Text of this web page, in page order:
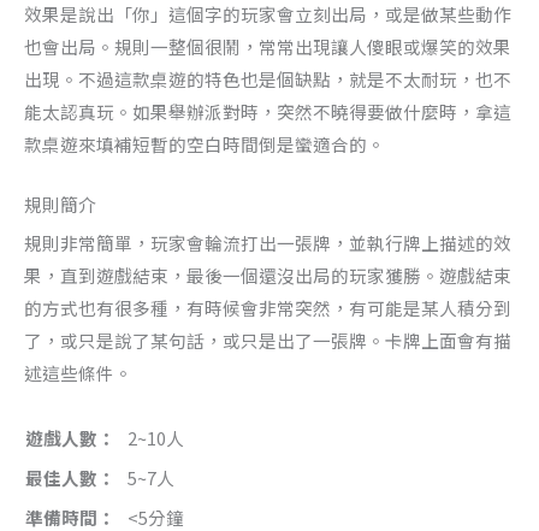
效果是說出「你」這個字的玩家會立刻出局，或是做某些動作
也會出局。規則一整個很鬧，常常出現讓人傻眼或爆笑的效果
出現。不過這款桌遊的特色也是個缺點，就是不太耐玩，也不
能太認真玩。如果舉辦派對時，突然不曉得要做什麼時，拿這
款桌遊來填補短暫的空白時間倒是蠻適合的。
規則簡介
規則非常簡單，玩家會輪流打出一張牌，並執行牌上描述的效
果，直到遊戲結束，最後一個還沒出局的玩家獲勝。遊戲結束
的方式也有很多種，有時候會非常突然，有可能是某人積分到
了，或只是說了某句話，或只是出了一張牌。卡牌上面會有描
述這些條件。
遊戲人數：
2~10人
最佳人數：
5~7人
準備時間：
<5分鐘